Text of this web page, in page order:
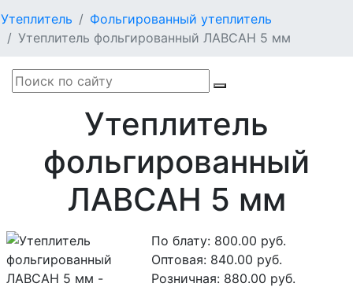
Утеплитель
Фольгированный утеплитель
Утеплитель фольгированный ЛАВСАН 5 мм
Утеплитель
фольгированный
ЛАВСАН 5 мм
По блату: 800.00 руб.
Оптовая: 840.00 руб.
Розничная: 880.00 руб.